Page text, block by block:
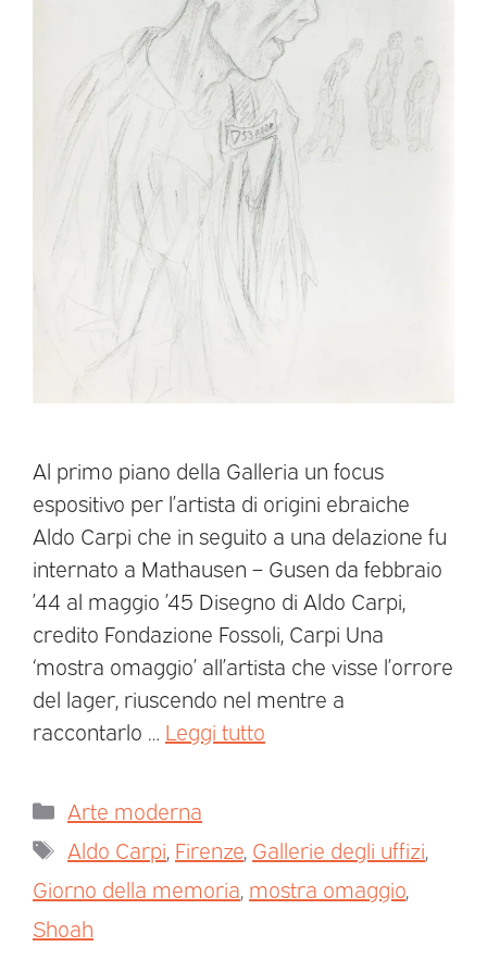
Al primo piano della Galleria un focus
espositivo per l’artista di origini ebraiche
Aldo Carpi che in seguito a una delazione fu
internato a Mathausen – Gusen da febbraio
’44 al maggio ’45 Disegno di Aldo Carpi,
credito Fondazione Fossoli, Carpi Una
‘mostra omaggio’ all’artista che visse l’orrore
del lager, riuscendo nel mentre a
raccontarlo … Leggi tutto
Arte moderna
Aldo Carpi Firenze Gallerie degli uffizi
Giorno della memoria mostra omaggio
Shoah